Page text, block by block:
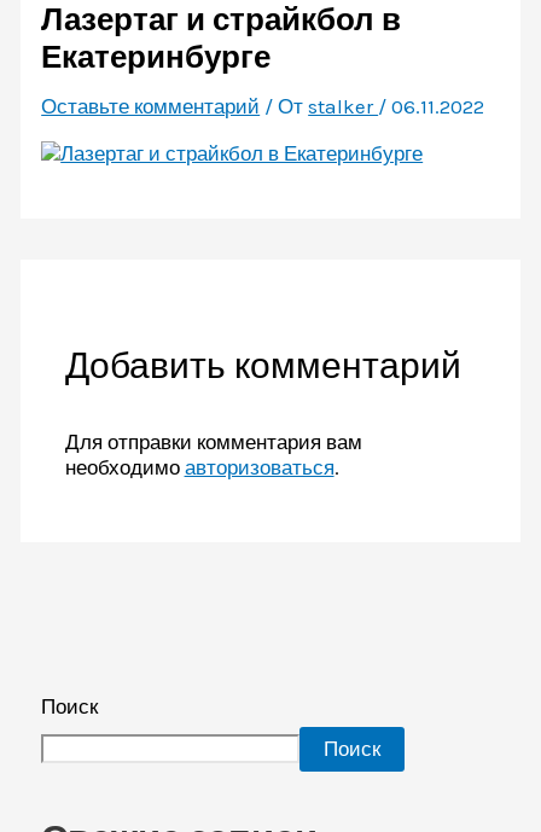
Лазертаг и страйкбол в
Екатеринбурге
Оставьте комментарий / Отstalker /06.11.2022
Добавить комментарий
Для отправки комментария вам
необходимо авторизоваться.
Поиск
Поиск